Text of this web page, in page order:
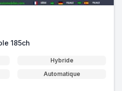
185ch
Hybride
Automatique